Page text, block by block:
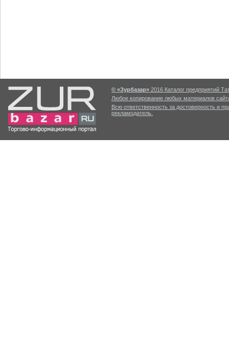
© «Зурбазар» 2016 Каталог предприятий
Любое копирование любых материалов
Всю ответственность за достоверность и
рекламодатель.